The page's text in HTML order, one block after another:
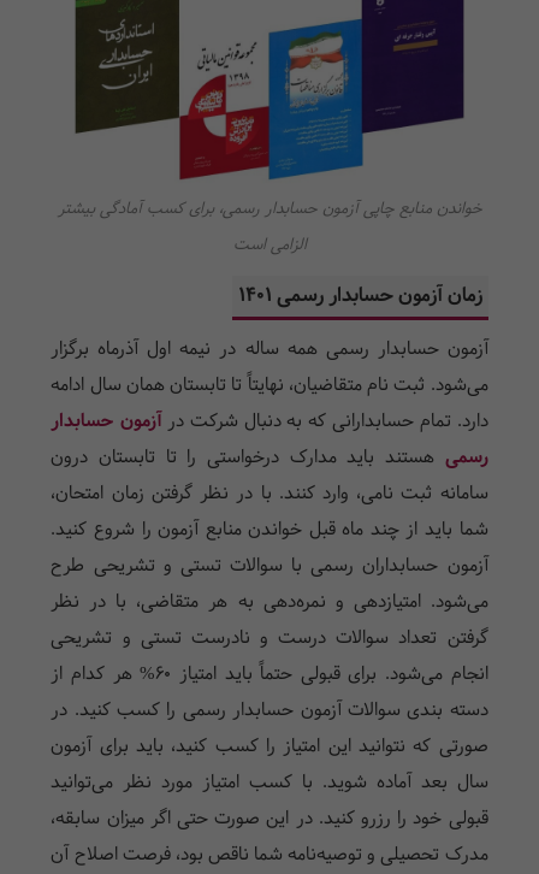
خواندن منابع چاپی آزمون حسابدار رسمی، برای کسب آمادگی بیشتر
الزامی است
زمان آزمون حسابدار رسمی 1401
آزمون حسابدار رسمی همه ساله در نیمه اول آذرماه برگزار
می‌شود. ثبت نام متقاضیان، نهایتاً تا تابستان همان سال ادامه
دارد. تمام حسابدارانی که به دنبال شرکت درآزمون حسابدار
رسمی هستند باید مدارک درخواستی را تا تابستان درون
سامانه ثبت نامی، وارد کنند. با در نظر گرفتن زمان امتحان،
شما باید از چند ماه قبل خواندن منابع آزمون را شروع کنید.
آزمون حسابداران رسمی با سوالات تستی و تشریحی طرح
می‌شود. امتیازدهی و نمره‌دهی به هر متقاضی، با در نظر
گرفتن تعداد سوالات درست و نادرست تستی و تشریحی
انجام می‌شود. برای قبولی حتماً باید امتیاز 60% هر کدام از
دسته بندی سوالات آزمون حسابدار رسمی را کسب کنید. در
صورتی که نتوانید این امتیاز را کسب کنید، باید برای آزمون
سال بعد آماده شوید. با کسب امتیاز مورد نظر می‌توانید
قبولی خود را رزرو کنید. در این صورت حتی اگر میزان سابقه،
مدرک تحصیلی و توصیه‌نامه شما ناقص بود، فرصت اصلاح آن